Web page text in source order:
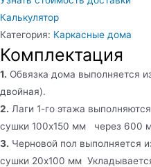
Калькулятор
Категория: Каркасные дома
Комплектация
1. Обвязка дома выполняется
двойная).
2. Лаги 1-го этажа
сушки 100х150 мм через 600
3. Черновой пол выполняется
сушки 20х100 мм